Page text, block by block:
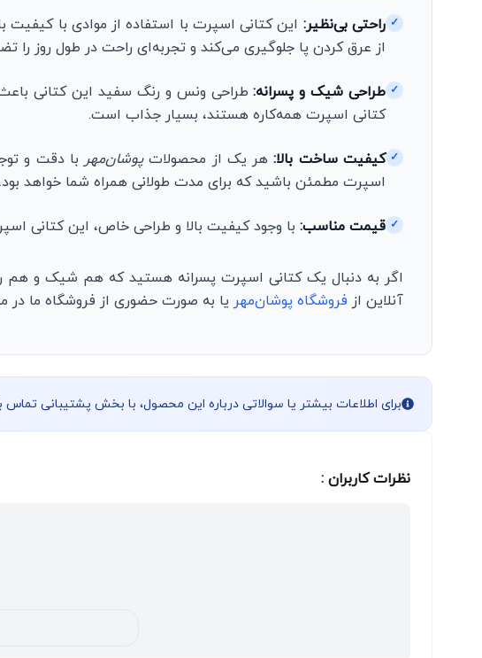
✓ راحتی بی‌نظیر: این کتانی اسپرت با استفاده از موادی با کیفیت
از عرق کردن پا جلوگیری می‌کند و تجربه‌ای راحت در طول روز را
✓ طراحی شیک و پسرانه:طراحی ونس و رنگ سفید این کتانی
کتانی اسپرت همه‌کاره هستند، بسیار جذاب است.
✓ کیفیت ساخت بالا:هر یک از محصولاتپوشان‌مهربا دقت و
اسپرت مطمئن باشید که برای مدت طولانی همراه شما خواهد بود.
✓ قیمت مناسب: با وجود کیفیت بالا و طراحی خاص، این کتانی
اگر به دنبال یک کتانی اسپرت پسرانه هستید که هم شیک و
آنلاین از فروشگاه پوشان‌مهر یا به صورت حضوری از فروشگاه ما در
برای اطلاعات بیشتر یا سوالاتی درباره این محصول، با بخش پشتیبانی تماس
نظرات کاربران :